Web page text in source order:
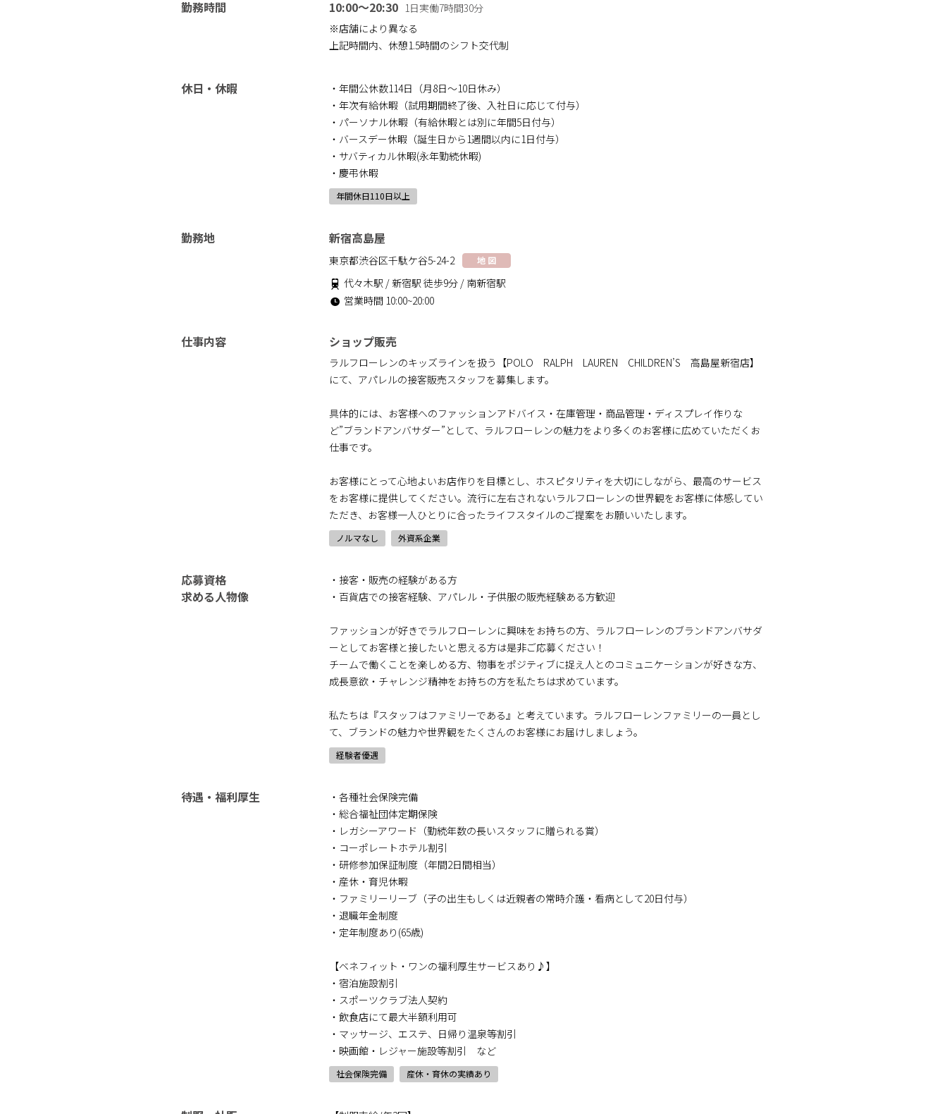
勤務時間 10:00～20:30 1日実働7時間30分
※店舗により異なる
上記時間内、休憩1.5時間のシフト交代制
休日・休暇
・年間公休数114日（月8日～10日休み）
・年次有給休暇（試用期間終了後、入社日に応じて付与）
・パーソナル休暇（有給休暇とは別に年間5日付与）
・バースデー休暇（誕生日から1週間以内に1日付与）
・サバティカル休暇(永年勤続休暇)
・慶弔休暇
年間休日110日以上
勤務地 新宿高島屋
東京都渋谷区千駄ケ谷5-24-2 地 図
代々木駅 / 新宿駅 徒歩9分 / 南新宿駅
営業時間 10:00~20:00
仕事内容 ショップ販売
ラルフローレンのキッズラインを扱う【POLO RALPH LAUREN CHILDREN’S 高島屋新宿店】
にて、アパレルの接客販売スタッフを募集します。
具体的には、お客様へのファッションアドバイス・在庫管理・商品管理・ディスプレイ作りな
ど”ブランドアンバサダー”として、ラルフローレンの魅力をより多くのお客様に広めていただくお
仕事です。
お客様にとって心地よいお店作りを目標とし、ホスピタリティを大切にしながら、最高のサービス
をお客様に提供してください。流行に左右されないラルフローレンの世界観をお客様に体感してい
ただき、お客様一人ひとりに合ったライフスタイルのご提案をお願いいたします。
ノルマなし 外資系企業
応募資格
求める人物像
・接客・販売の経験がある方
・百貨店での接客経験、アパレル・子供服の販売経験ある方歓迎
ファッションが好きでラルフローレンに興味をお持ちの方、ラルフローレンのブランドアンバサダ
ーとしてお客様と接したいと思える方は是非ご応募ください！
チームで働くことを楽しめる方、物事をポジティブに捉え人とのコミュニケーションが好きな方、
成長意欲・チャレンジ精神をお持ちの方を私たちは求めています。
私たちは『スタッフはファミリーである』と考えています。ラルフローレンファミリーの一員とし
て、ブランドの魅力や世界観をたくさんのお客様にお届けしましょう。
経験者優遇
待遇・福利厚生
・各種社会保険完備
・総合福祉団体定期保険
・レガシーアワード（勤続年数の長いスタッフに贈られる賞）
・コーポレートホテル割引
・研修参加保証制度（年間2日間相当）
・産休・育児休暇
・ファミリーリーブ（子の出生もしくは近親者の常時介護・看病として20日付与）
・退職年金制度
・定年制度あり(65歳)
【ベネフィット・ワンの福利厚生サービスあり♪】
・宿泊施設割引
・スポーツクラブ法人契約
・飲食店にて最大半額利用可
・マッサージ、エステ、日帰り温泉等割引
・映画館・レジャー施設等割引 など
社会保険完備 産休・育休の実績あり